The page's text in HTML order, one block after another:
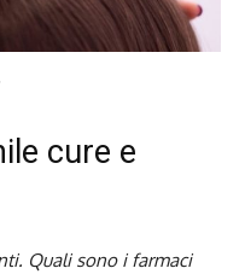
cure e
Quali sono i farmaci